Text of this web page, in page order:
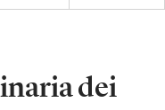
dei